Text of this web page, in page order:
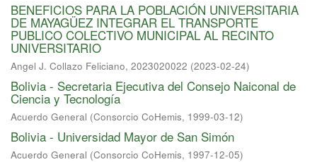
BENEFICIOS PARA LA POBLACIÓN UNIVERSITARIA
DE MAYAGÜEZ INTEGRAR EL TRANSPORTE
PUBLICO COLECTIVO MUNICIPAL AL RECINTO
UNIVERSITARIO
Angel J. Collazo Feliciano, 2023020022 (2023-02-24)
Bolivia - Secretaria Ejecutiva del Consejo Naiconal de
Ciencia y Tecnología
Acuerdo General (Consorcio CoHemis, 1999-03-12)
Bolivia - Universidad Mayor de San Simón
Acuerdo General (Consorcio CoHemis, 1997-12-05)